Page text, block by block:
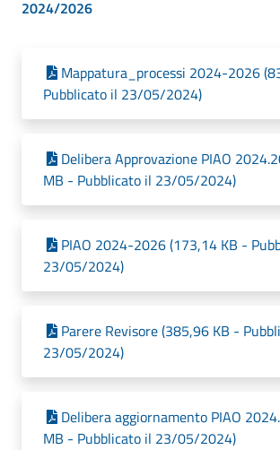
2024/2026
Mappatura_processi 2024-2026
Pubblicato il 23/05/2024)
Delibera Approvazione PIAO
MB - Pubblicato il 23/05/2024)
PIAO 2024-2026 (173,14 KB -
23/05/2024)
Parere Revisore (385,96 KB -
23/05/2024)
Delibera aggiornamento PIAO
MB - Pubblicato il 23/05/2024)